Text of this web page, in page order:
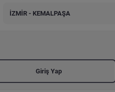
İZMİR - KEMALPAŞA
Giriş Yap